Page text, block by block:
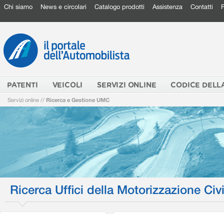
Chi siamo News e circolari Catalogo prodotti Assistenza Contatti
PATENTI VEICOLI SERVIZI ONLINE CODICE
Servizi online // Ricerca e Gestione UMC
Ricerca Uffici della Motorizzazione